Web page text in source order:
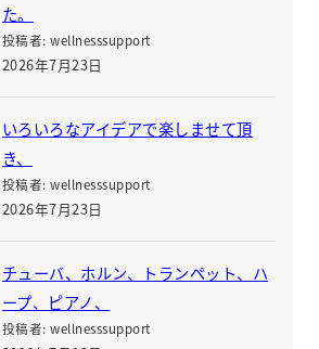
た。
投稿者: wellnesssupport
2026年7月23日
いろいろなアイデアで楽しませて頂
き、
投稿者: wellnesssupport
2026年7月23日
チューバ、ホルン、トランペット、ハ
ープ、ピアノ、
投稿者: wellnesssupport